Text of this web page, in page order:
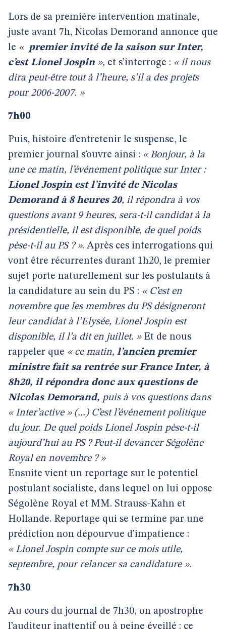
Lors de sa première intervention matinale,
juste avant 7h, Nicolas Demorand annonce que
le « premier invité de la saison sur Inter,
c’est Lionel Jospin », et s’interroge : « il nous
dira peut-être tout à l’heure, s’il a des projets
pour 2006-2007. »
7h00
Puis, histoire d’entretenir le suspense, le
premier journal s’ouvre ainsi : « Bonjour, à la
une ce matin, l’événement politique sur Inter :
Lionel Jospin est l’invité de Nicolas
Demorand à 8 heures 20, il répondra à vos
questions avant 9 heures, sera-t-il candidat à la
présidentielle, il est disponible, de quel poids
pèse-t-il au PS ? ». Après ces interrogations qui
vont être récurrentes durant 1h20, le premier
sujet porte naturellement sur les postulants à
la candidature au sein du PS : « C’est en
novembre que les membres du PS désigneront
leur candidat à l’Elysée, Lionel Jospin est
disponible, il l’a dit en juillet. » Et de nous
rappeler que « ce matin, l’ancien premier
ministre fait sa rentrée sur France Inter, à
8h20, il répondra donc aux questions de
Nicolas Demorand, puis à vos questions dans
« Inter’active » (...) C’est l’événement politique
du jour. De quel poids Lionel Jospin pèse-t-il
aujourd’hui au PS ? Peut-il devancer Ségolène
Royal en novembre ? »
Ensuite vient un reportage sur le potentiel
postulant socialiste, dans lequel on lui oppose
Ségolène Royal et MM. Strauss-Kahn et
Hollande. Reportage qui se termine par une
prédiction non dépourvue d’impatience :
« Lionel Jospin compte sur ce mois utile,
septembre, pour relancer sa candidature ».
7h30
Au cours du journal de 7h30, on apostrophe
l’auditeur inattentif ou à peine éveillé : ce